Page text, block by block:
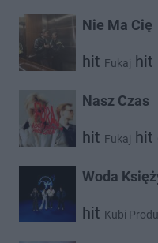
Po Prostu Kajtek
Nie Ma Cię
hit Fukaj hit
Nasz Czas
hit Fukaj hit
Woda
hit Kubi